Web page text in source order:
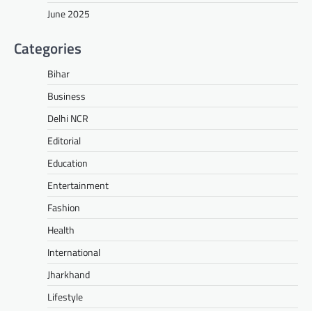
June 2025
Categories
Bihar
Business
Delhi NCR
Editorial
Education
Entertainment
Fashion
Health
International
Jharkhand
Lifestyle